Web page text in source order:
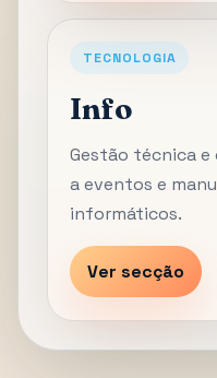
TECNOLOGIA
Info
Gestão técnica
a eventos e
informáticos.
Ver secção